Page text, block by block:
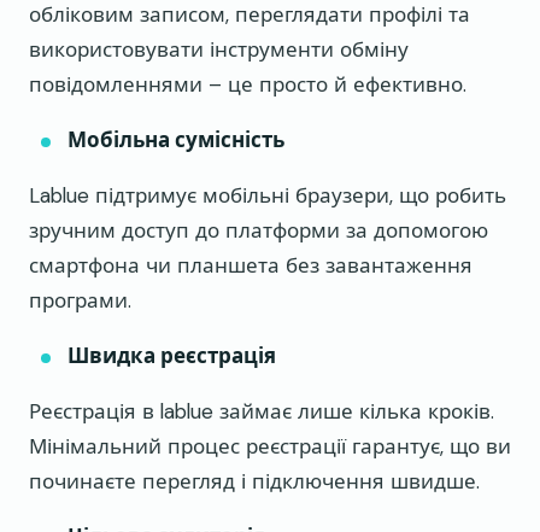
обліковим записом, переглядати профілі та
використовувати інструменти обміну
повідомленнями – це просто й ефективно.
Мобільна сумісність
Lablue підтримує мобільні браузери, що робить
зручним доступ до платформи за допомогою
смартфона чи планшета без завантаження
програми.
Швидка реєстрація
Реєстрація в lablue займає лише кілька кроків.
Мінімальний процес реєстрації гарантує, що ви
починаєте перегляд і підключення швидше.